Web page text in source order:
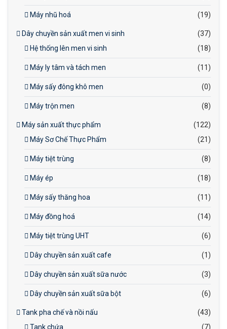
Máy nhũ hoá (19)
Dây chuyền sản xuất men vi sinh
(37)
Hệ thống lên men vi sinh
(18)
Máy ly tâm và tách men (11)
Máy sấy đông khô men (0)
Máy trộn men (8)
Máy sản xuất thực phẩm
(122)
Máy Sơ Chế Thực Phẩm
(21)
Máy tiệt trùng (8)
Máy ép (18)
Máy sấy thăng hoa (11)
Máy đồng hoá (14)
Máy tiệt trùng UHT (6)
Dây chuyền sản xuất cafe (1)
Dây chuyền sản xuất sữa nước (3)
Dây chuyền sản xuất sữa bột (6)
Tank pha chế và nồi nấu
(43)
Tank chứa
(7)